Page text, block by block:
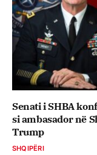
Senati i SHBA
si ambasador në
Trump
SHQIPËRI